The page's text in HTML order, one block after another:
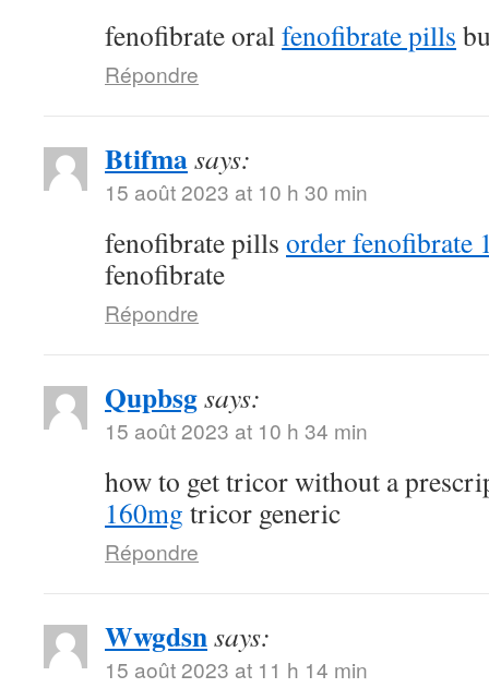
fenofibrate oralfenofibrate pills
Répondre
Btifmasays:
15 août 2023 at 10 h 30 min
fenofibrate pills order fenofibrate
fenofibrate
Répondre
Qupbsgsays:
15 août 2023 at 10 h 34 min
how to get tricor without a
160mg tricor generic
Répondre
Wwgdsnsays:
15 août 2023 at 11 h 14 min